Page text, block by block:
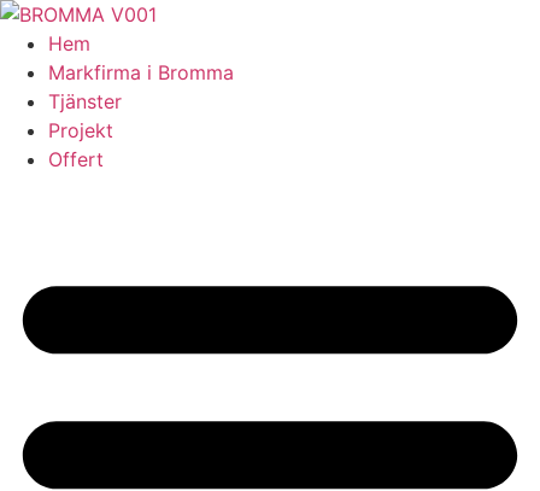
Skip
content
Hem
Markfirma i Bromma
Tjänster
Projekt
Offert